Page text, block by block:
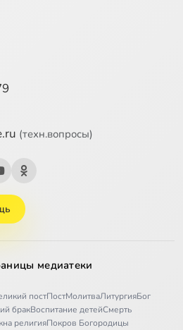
(техн.вопросы)
медиатеки
постПостМолитваЛитургияБог
бракВоспитание детейСмерть
религияПокров Богородицы